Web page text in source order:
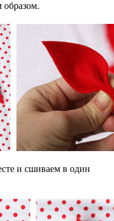
образом.
и сшиваем в один